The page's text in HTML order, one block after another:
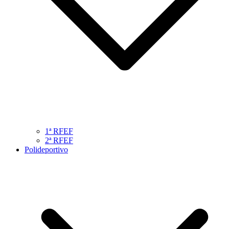
1ª RFEF
2ª RFEF
Polideportivo